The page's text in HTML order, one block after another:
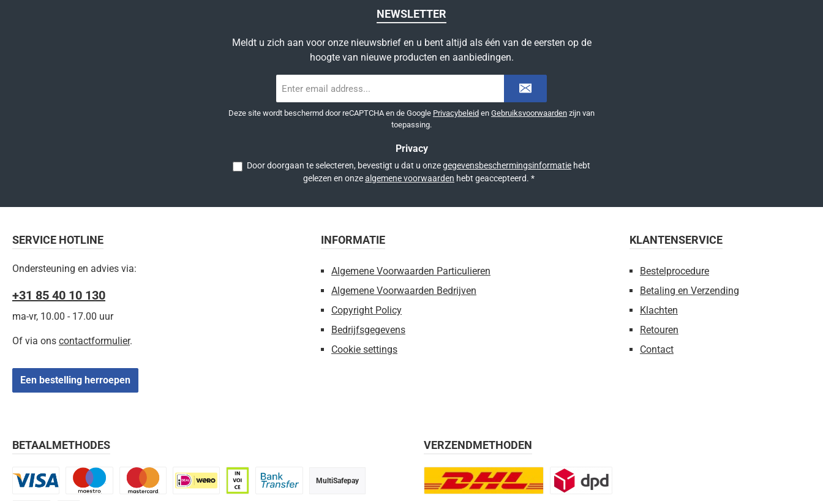
NEWSLETTER
Meldt u zich aan voor onze nieuwsbrief en u bent altijd als één van de eersten op de
hoogte van nieuwe producten en aanbiedingen.
mailadres
Deze site wordt beschermd door reCAPTCHA en de Google Privacybeleid en Gebruiksvoorwaarden zijn van
toepassing.
Privacy
Door doorgaan te selecteren, bevestigt u dat u onzegegevensbeschermingsinformatie hebt
gelezen en onzealgemene voorwaarden hebt geaccepteerd. *
SERVICE HOTLINE
Ondersteuning en advies via:
+31 85 40 10 130
ma-vr, 10.00 - 17.00 uur
Of via ons contactformulier.
Een bestelling herroepen
INFORMATIE
Algemene Voorwaarden Particulieren
Algemene Voorwaarden Bedrijven
Copyright Policy
Bedrijfsgegevens
Cookie settings
KLANTENSERVICE
Bestelprocedure
Betaling en Verzending
Klachten
Retouren
Contact
BETAALMETHODES
MultiSafepay
VERZENDMETHODEN